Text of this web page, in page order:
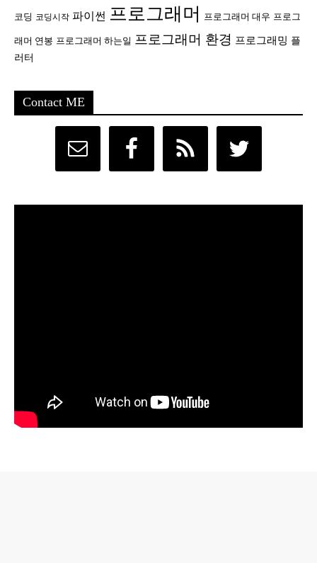
코딩 코딩시작 파이썬 프로그래머 프로그래머 대우 프로그
래머 연봉 프로그래머 하는일 프로그래머 환경 프로그래밍 플
러터
Contact ME